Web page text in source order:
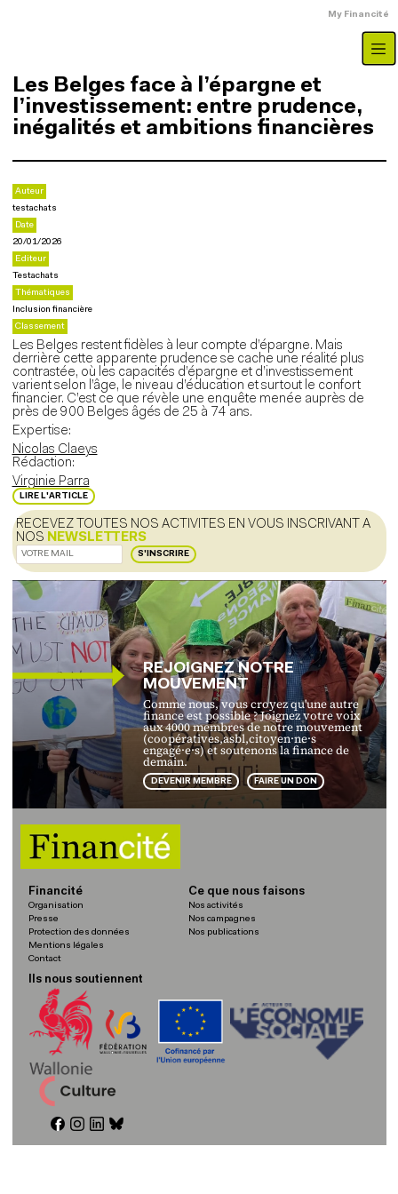
My Financité
Les Belges face à l’épargne et
l’investissement: entre prudence,
inégalités et ambitions financières
Auteur
testachats
Date
20/01/2026
Editeur
Testachats
Thématiques
Inclusion financière
Classement
Les Belges restent fidèles à leur compte d’épargne. Mais
derrière cette apparente prudence se cache une réalité plus
contrastée, où les capacités d’épargne et d’investissement
varient selon l’âge, le niveau d’éducation et surtout le confort
financier. C’est ce que révèle une enquête menée auprès de
près de 900 Belges âgés de 25 à 74 ans.
Expertise:
Nicolas Claeys
Rédaction:
Virginie Parra
LIRE L'ARTICLE
RECEVEZ TOUTES NOS ACTIVITES EN VOUS INSCRIVANT A
NOS NEWSLETTERS
S'INSCRIRE
REJOIGNEZ NOTRE
MOUVEMENT
Comme nous, vous croyez qu'une autre
finance est possible ? Joignez votre voix
aux 4000 membres de notre mouvement
(coopératives,asbl,citoyen·ne·s
engagé·e·s) et soutenons la finance de
demain.
DEVENIR MEMBRE FAIRE UN DON
Financité
Organisation
Presse
Protection des données
Mentions légales
Contact
Ce que nous faisons
Nos activités
Nos campagnes
Nos publications
Ils nous soutiennent